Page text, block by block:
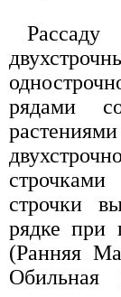
рядами
строчки
рядке при
(Ранняя